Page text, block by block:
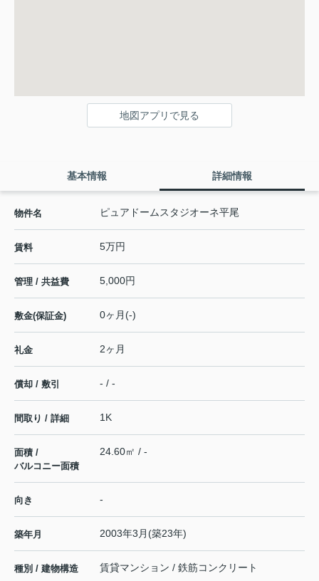
地図アプリで見る
基本情報 詳細情報
物件名 ピュアドームスタジオーネ平尾
賃料 5万円
管理 / 共益費 5,000円
敷金(保証金) 0ヶ月(-)
礼金 2ヶ月
償却 / 敷引 - / -
間取り / 詳細 1K
面積 /
バルコニー面積
24.60㎡ / -
向き -
築年月 2003年3月(築23年)
種別 / 建物構造 賃貸マンション / 鉄筋コンクリート